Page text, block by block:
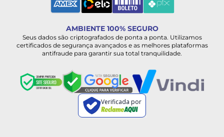
AMBIENTE 100% SEGURO
Seus dados são criptografados de ponta a ponta. Utilizamos
certificados de segurança avançados e as melhores plataformas
antifraude para garantir sua total tranquilidade.
Verificada por